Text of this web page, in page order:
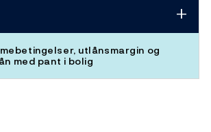
utlånsmargin og
med pant i bolig